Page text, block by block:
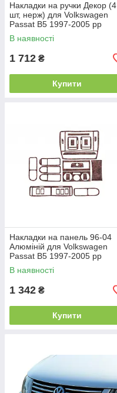
Накладки на ручки Декор (4
шт, нерж) для Volkswagen
Passat B5 1997-2005 рр
В наявності
1 712 ₴
Купити
Накладки на панель 96-04
Алюміній для Volkswagen
Passat B5 1997-2005 рр
В наявності
1 342 ₴
Купити